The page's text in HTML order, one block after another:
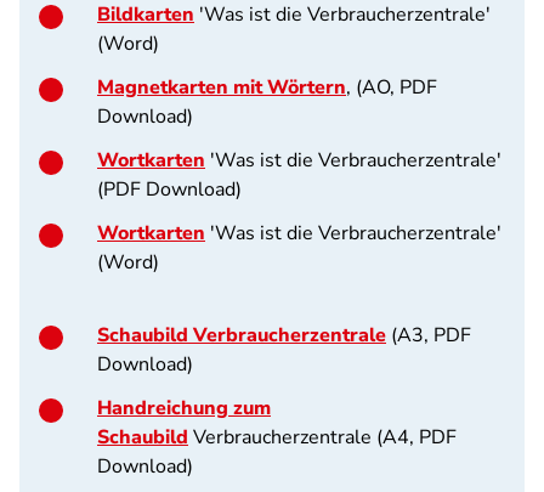
Bildkarten 'Was ist die Verbraucherzentrale'
(Word)
Magnetkarten mit Wörtern, (AO, PDF
Download)
Wortkarten 'Was ist die Verbraucherzentrale'
(PDF Download)
Wortkarten 'Was ist die Verbraucherzentrale'
(Word)
Schaubild Verbraucherzentrale (A3, PDF
Download)
Handreichung zum
Schaubild Verbraucherzentrale (A4, PDF
Download)